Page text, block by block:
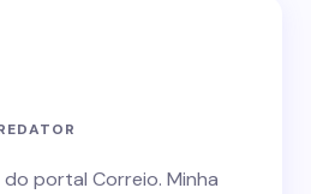
do portal Correio. Minha